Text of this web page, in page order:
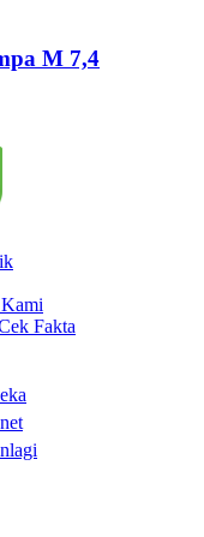
M 7,4
Fakta